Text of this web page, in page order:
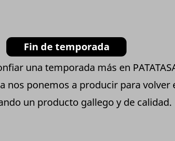
Fin de temporada
una temporada más en
nos ponemos a producir para volver
un producto gallego y de calidad.